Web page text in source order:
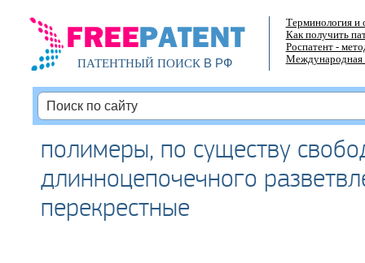
ПАТЕНТНЫЙ ПОИСКВ РФ
Терминология и
Как получить
Роспатент -
Международная
полимеры, по существу
длинноцепочечного
перекрестные